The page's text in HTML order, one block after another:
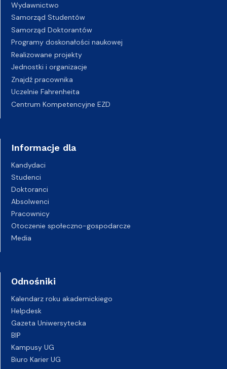
Wydawnictwo
Samorząd Studentów
Samorząd Doktorantów
Programy doskonałości naukowej
Realizowane projekty
Jednostki i organizacje
Znajdź pracownika
Uczelnie Fahrenheita
Centrum Kompetencyjne EZD
Informacje dla
Kandydaci
Studenci
Doktoranci
Absolwenci
Pracownicy
Otoczenie społeczno-gospodarcze
Media
Odnośniki
Kalendarz roku akademickiego
Helpdesk
Gazeta Uniwersytecka
BIP
Kampusy UG
Biuro Karier UG